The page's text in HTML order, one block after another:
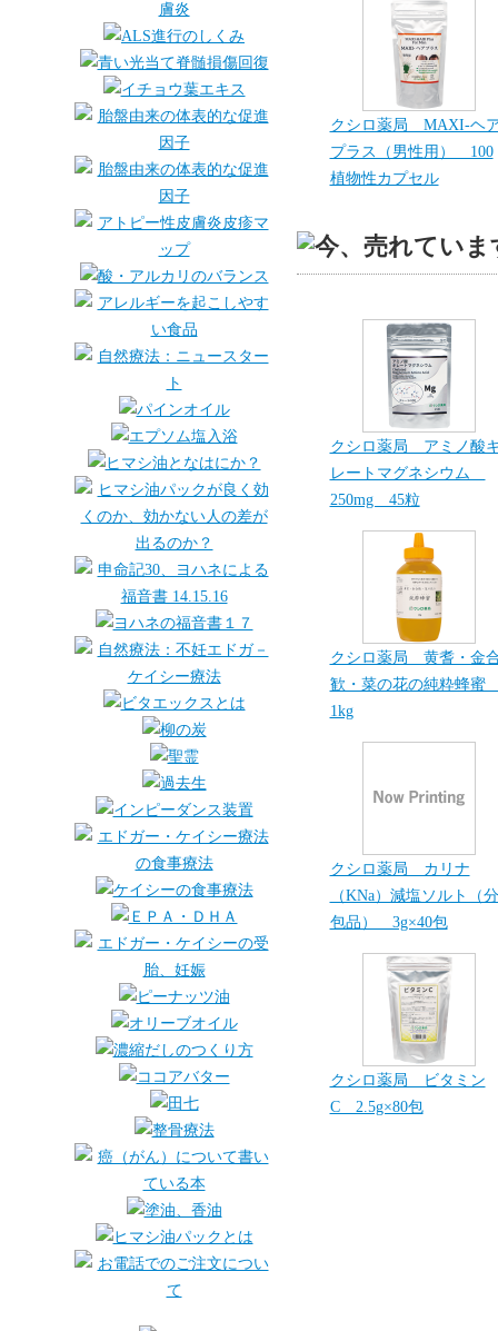
クシロ薬局 MAXI-ヘ
プラス（男性用） 100
植物性カプセル
クシロ薬局 アミノ酸
レートマグネシウム
250mg 45粒
クシロ薬局 黄耆・金
歓・菜の花の純粋蜂
1kg
クシロ薬局 カリナ
（KNa）減塩ソルト（分
包品） 3g×40包
クシロ薬局 ビタミン
C 2.5g×80包